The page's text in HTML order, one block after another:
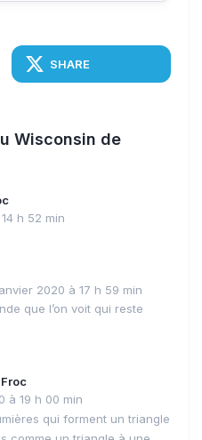
SHARE
Wisconsin de
h 52 min
2020 à 17 h 59 min
que l’on voit qui reste
à 19 h 00 min
qui forment un triangle